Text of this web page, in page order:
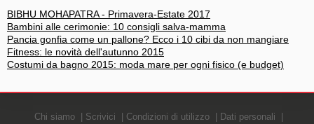
BIBHU MOHAPATRA - Primavera-Estate 2017
Bambini alle cerimonie: 10 consigli salva-mamma
Pancia gonfia come un pallone? Ecco i 10 cibi da non mangiare
Fitness: le novità dell'autunno 2015
Costumi da bagno 2015: moda mare per ogni fisico (e budget)
Chi siamo Scrivici Condizioni di utilizzo Dati personali